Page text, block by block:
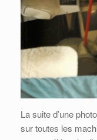
La suite d’une
sur toutes les